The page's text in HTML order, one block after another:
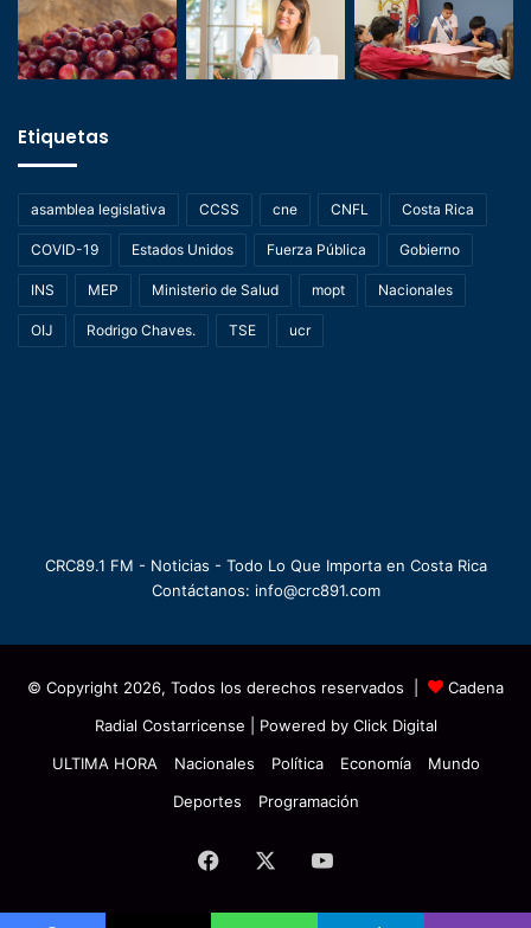
Etiquetas
asamblea legislativa CCSS cne CNFL Costa Rica
COVID-19 Estados Unidos Fuerza Pública Gobierno
INS MEP Ministerio de Salud mopt Nacionales
OIJ Rodrigo Chaves. TSE ucr
CRC89.1 FM - Noticias - Todo Lo Que Importa en Costa Rica
Contáctanos: info@crc891.com
© Copyright 2026, Todos los derechos reservados |
Cadena
Radial Costarricense | Powered by Click Digital
ULTIMA HORA
Nacionales Política Economía
Mundo
Deportes
Programación
Facebook YouTube